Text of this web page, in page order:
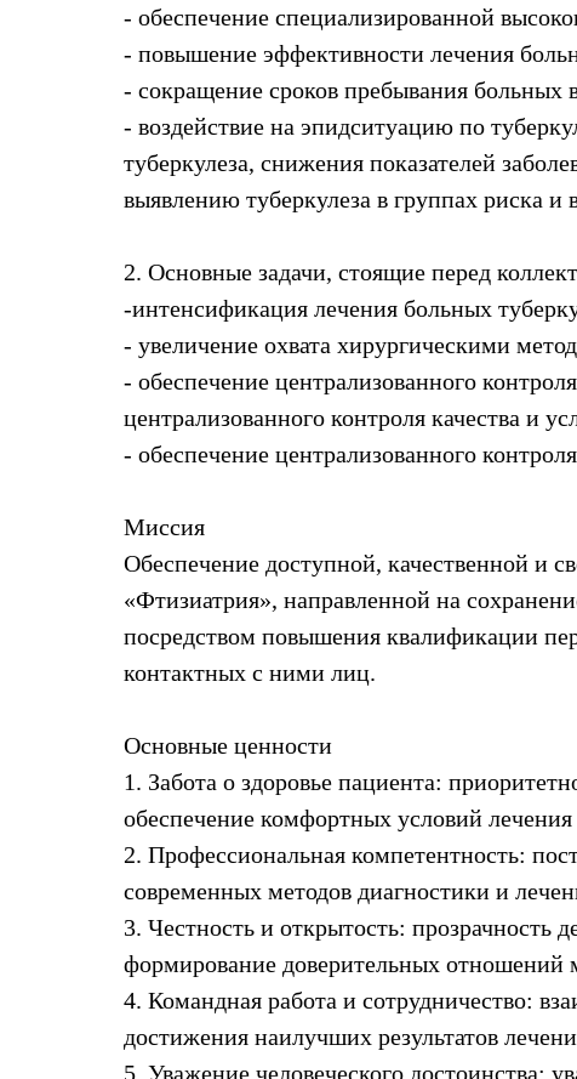
- обеспечение специализированной
- повышение эффективности лечения
- сокращение сроков пребывания больных
- воздействие на эпидситуацию по
туберкулеза, снижения показателей
выявлению туберкулеза в группах риска и
2. Основные задачи, стоящие перед
-интенсификация лечения больных
- увеличение охвата хирургическими
- обеспечение централизованного
централизованного контроля качества и
- обеспечение централизованного
Миссия
Обеспечение доступной, качественной и
«Фтизиатрия», направленной на
посредством повышения квалификации
контактных с ними лиц.
Основные ценности
1. Забота о здоровье пациента:
обеспечение комфортных условий
2. Профессиональная компетентность:
современных методов диагностики и
3. Честность и открытость:
формирование доверительных отношений
4. Командная работа и сотрудничество:
достижения наилучших результатов
5. Уважение человеческого достоинства: